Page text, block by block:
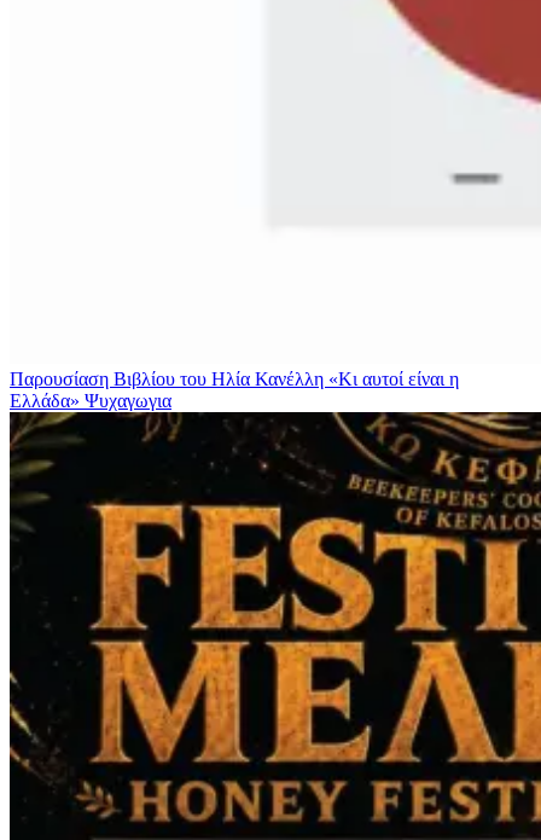
Παρουσίαση Βιβλίου του Ηλία Κανέλλη «Κι αυτοί είναι η
Ελλάδα» Ψυχαγωγια